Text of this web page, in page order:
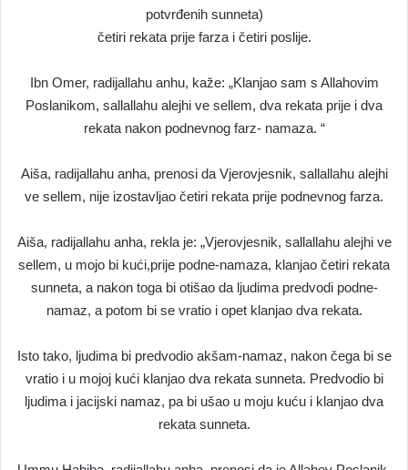
potvrđenih sunneta)
četiri rekata prije farza i četiri poslije.
Ibn Omer, radijallahu anhu, kaže: „Klanjao sam s Allahovim
Poslanikom, sallallahu alejhi ve sellem, dva rekata prije i dva
rekata nakon podnevnog farz- namaza. “
Aiša, radijallahu anha, prenosi da Vjerovjesnik, sallallahu alejhi
ve sellem, nije izostavljao četiri rekata prije podnevnog farza.
Aiša, radijallahu anha, rekla je: „Vjerovjesnik, sallallahu alejhi ve
sellem, u mojo bi kući,prije podne-namaza, klanjao četiri rekata
sunneta, a nakon toga bi otišao da ljudima predvodi podne-
namaz, a potom bi se vratio i opet klanjao dva rekata.
Isto tako, ljudima bi predvodio akšam-namaz, nakon čega bi se
vratio i u mojoj kući klanjao dva rekata sunneta. Predvodio bi
ljudima i jacijski namaz, pa bi ušao u moju kuću i klanjao dva
rekata sunneta.